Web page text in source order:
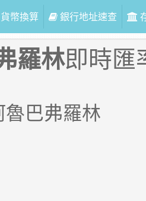
貨幣換算 銀行地址速查
羅林即時匯
魯巴弗羅林